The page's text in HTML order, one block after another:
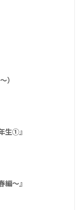
）
生①』
編～』